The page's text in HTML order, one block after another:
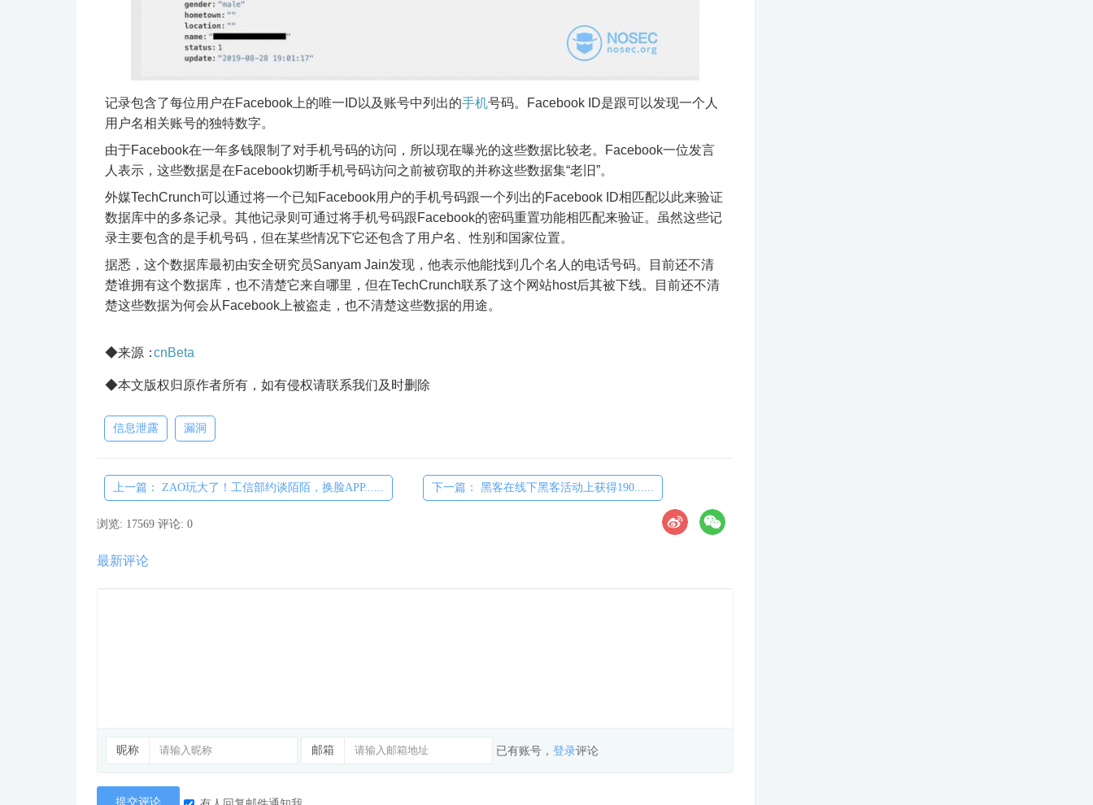
记录包含了每位用户在Facebook上的唯一ID以及账号中列出的手机号码。Facebook ID是跟可以发现一个人
用户名相关账号的独特数字。
由于Facebook在一年多钱限制了对手机号码的访问，所以现在曝光的这些数据比较老。Facebook一位发言
人表示，这些数据是在Facebook切断手机号码访问之前被窃取的并称这些数据集“老旧”。
外媒TechCrunch可以通过将一个已知Facebook用户的手机号码跟一个列出的Facebook ID相匹配以此来验证
数据库中的多条记录。其他记录则可通过将手机号码跟Facebook的密码重置功能相匹配来验证。虽然这些记
录主要包含的是手机号码，但在某些情况下它还包含了用户名、性别和国家位置。
据悉，这个数据库最初由安全研究员Sanyam Jain发现，他表示他能找到几个名人的电话号码。目前还不清
楚谁拥有这个数据库，也不清楚它来自哪里，但在TechCrunch联系了这个网站host后其被下线。目前还不清
楚这些数据为何会从Facebook上被盗走，也不清楚这些数据的用途。
◆来源：cnBeta
◆本文版权归原作者所有，如有侵权请联系我们及时删除
信息泄露 漏洞
上一篇： ZAO玩大了！工信部约谈陌陌，换脸APP...... 下一篇： 黑客在线下黑客活动上获得190......
浏览: 17569 评论: 0
最新评论
昵称 邮箱 已有账号， 登录评论
提交评论